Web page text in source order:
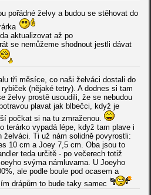
pořádné želvy a budou se stěhovat do
aktualizovat až po
se nemůžeme shodnout jestli dávat
tři měsíce, co naši želváci dostali do
(nějaké tetry). A dodnes si tam
želvy prostě usoudili, že se nebudou
plavat jak blbečci, když je
počkat si na tu zmraženou.
terárko vypadá lépe, když tam plave i
želváci. Ti už nám solidně povyrostli:
10 cm a Joey 7,5 cm. Oba jsou to
teda určitě - po večerech totiž
svýma námluvama. U Joeyho
ale podle boule pod ocasem a
drápům to bude taky samec